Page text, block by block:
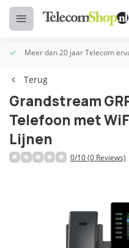
Meer dan 20 jaar Telecom
Terug
Grandstream
Telefoon met
Lijnen
0/10 (0 Reviews)